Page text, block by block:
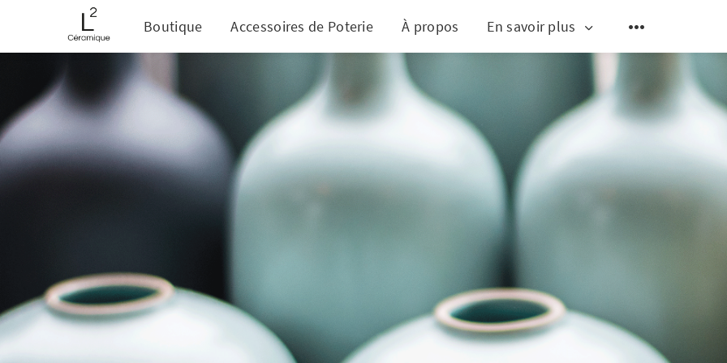
Boutique Accessoires de Poterie À propos En savoir plus